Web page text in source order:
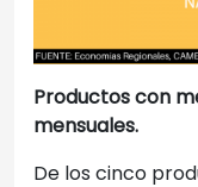
Productos con
mensuales.
De los cinco